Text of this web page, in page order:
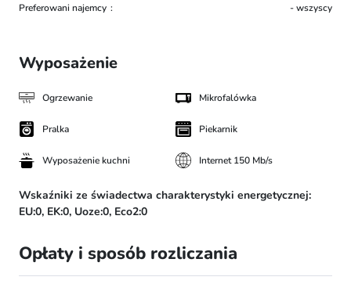
Preferowani najemcy
- wszyscy
Wyposażenie
Ogrzewanie Mikrofalówka
Pralka Piekarnik
Wyposażenie kuchni Internet 150 Mb/s
Wskaźniki ze świadectwa charakterystyki energetycznej:
EU:0, EK:0, Uoze:0, Eco2:0
Opłaty i sposób rozliczania